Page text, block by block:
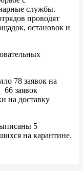
службы.
проводят
остановок и
78 заявок на
66 заявок
на доставку
5
на карантине.